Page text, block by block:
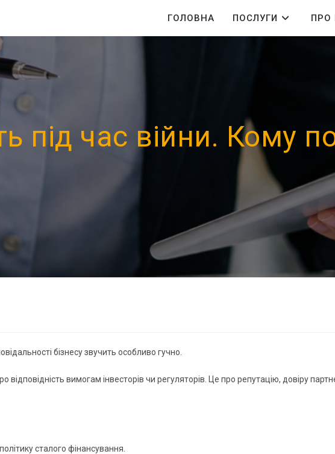
ГОЛОВНА ПОСЛУГИ ПРО
під час війни. Кому
бізнесу звучить особливо гучно.
відповідність вимогам інвесторів чи регуляторів. Це про репутацію, довіру
сталого фінансування.